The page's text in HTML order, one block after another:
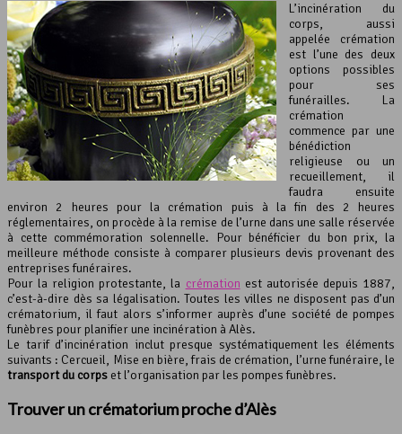
L’incinération du
corps, aussi
appelée crémation
est l’une des deux
options possibles
pour ses
funérailles. La
crémation
commence par une
bénédiction
religieuse ou un
recueillement, il
faudra ensuite
environ 2 heures pour la crémation puis à la fin des 2 heures
réglementaires, on procède à la remise de l’urne dans une salle réservée
à cette commémoration solennelle. Pour bénéficier du bon prix, la
meilleure méthode consiste à comparer plusieurs devis provenant des
entreprises funéraires.
Pour la religion protestante, la crémation est autorisée depuis 1887,
c’est-à-dire dès sa légalisation. Toutes les villes ne disposent pas d’un
crématorium, il faut alors s’informer auprès d’une société de pompes
funèbres pour planifier une incinération à Alès.
Le tarif d’incinération inclut presque systématiquement les éléments
suivants : Cercueil, Mise en bière, frais de crémation, l’urne funéraire, le
transport du corps et l’organisation par les pompes funèbres.
Trouver un crématorium proche d’Alès